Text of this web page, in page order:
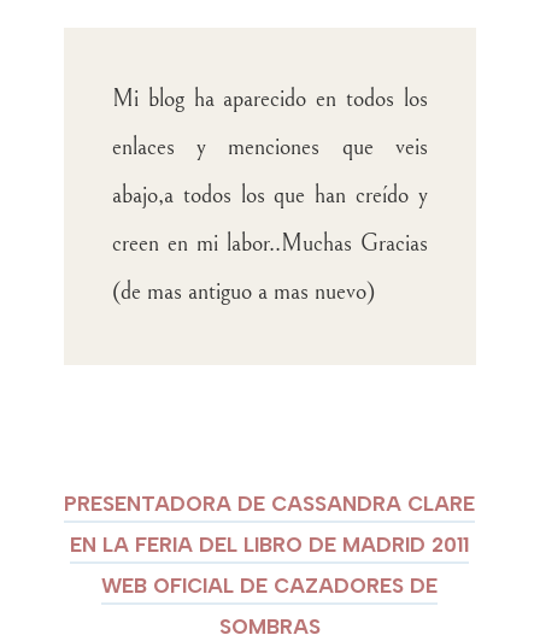
Mi blog ha aparecido en todos los
enlaces y menciones que veis
abajo,a todos los que han creído y
creen en mi labor..Muchas Gracias
(de mas antiguo a mas nuevo)
PRESENTADORA DE CASSANDRA CLARE
EN LA FERIA DEL LIBRO DE MADRID 2011
WEB OFICIAL DE CAZADORES DE
SOMBRAS